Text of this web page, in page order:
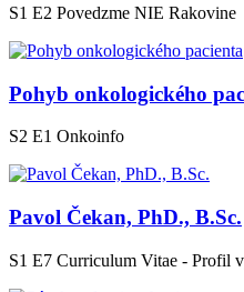
S1 E2 Povedzme NIE Rakovine
Pohyb onkologického
S2 E1 Onkoinfo
Pavol Čekan, PhD., B.Sc.
S1 E7 Curriculum Vitae - Profil